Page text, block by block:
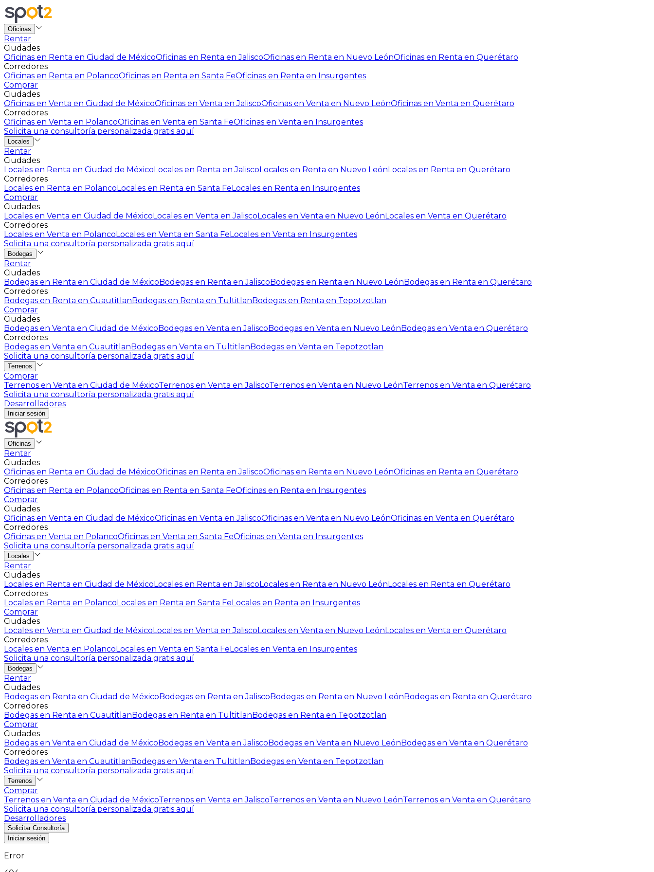
Oficinas
Rentar
Ciudades
Oficinas en Renta en Ciudad de MéxicoOficinas en Renta en JaliscoOficinas en Renta en Nuevo LeónOficinas en Renta en Querétaro
Corredores
Oficinas en Renta en PolancoOficinas en Renta en Santa FeOficinas en Renta en Insurgentes
Comprar
Ciudades
Oficinas en Venta en Ciudad de MéxicoOficinas en Venta en JaliscoOficinas en Venta en Nuevo LeónOficinas en Venta en Querétaro
Corredores
Oficinas en Venta en PolancoOficinas en Venta en Santa FeOficinas en Venta en Insurgentes
Solicita una consultoría personalizada gratis aquí
Locales
Rentar
Ciudades
Locales en Renta en Ciudad de MéxicoLocales en Renta en JaliscoLocales en Renta en Nuevo LeónLocales en Renta en Querétaro
Corredores
Locales en Renta en PolancoLocales en Renta en Santa FeLocales en Renta en Insurgentes
Comprar
Ciudades
Locales en Venta en Ciudad de MéxicoLocales en Venta en JaliscoLocales en Venta en Nuevo LeónLocales en Venta en Querétaro
Corredores
Locales en Venta en PolancoLocales en Venta en Santa FeLocales en Venta en Insurgentes
Solicita una consultoría personalizada gratis aquí
Bodegas
Rentar
Ciudades
Bodegas en Renta en Ciudad de MéxicoBodegas en Renta en JaliscoBodegas en Renta en Nuevo LeónBodegas en Renta en Querétaro
Corredores
Bodegas en Renta en CuautitlanBodegas en Renta en TultitlanBodegas en Renta en Tepotzotlan
Comprar
Ciudades
Bodegas en Venta en Ciudad de MéxicoBodegas en Venta en JaliscoBodegas en Venta en Nuevo LeónBodegas en Venta en Querétaro
Corredores
Bodegas en Venta en CuautitlanBodegas en Venta en TultitlanBodegas en Venta en Tepotzotlan
Solicita una consultoría personalizada gratis aquí
Terrenos
Comprar
Terrenos en Venta en Ciudad de MéxicoTerrenos en Venta en JaliscoTerrenos en Venta en Nuevo LeónTerrenos en Venta en Querétaro
Solicita una consultoría personalizada gratis aquí
Desarrolladores
Iniciar sesión
Oficinas
Rentar
Ciudades
Oficinas en Renta en Ciudad de MéxicoOficinas en Renta en JaliscoOficinas en Renta en Nuevo LeónOficinas en Renta en Querétaro
Corredores
Oficinas en Renta en PolancoOficinas en Renta en Santa FeOficinas en Renta en Insurgentes
Comprar
Ciudades
Oficinas en Venta en Ciudad de MéxicoOficinas en Venta en JaliscoOficinas en Venta en Nuevo LeónOficinas en Venta en Querétaro
Corredores
Oficinas en Venta en PolancoOficinas en Venta en Santa FeOficinas en Venta en Insurgentes
Solicita una consultoría personalizada gratis aquí
Locales
Rentar
Ciudades
Locales en Renta en Ciudad de MéxicoLocales en Renta en JaliscoLocales en Renta en Nuevo LeónLocales en Renta en Querétaro
Corredores
Locales en Renta en PolancoLocales en Renta en Santa FeLocales en Renta en Insurgentes
Comprar
Ciudades
Locales en Venta en Ciudad de MéxicoLocales en Venta en JaliscoLocales en Venta en Nuevo LeónLocales en Venta en Querétaro
Corredores
Locales en Venta en PolancoLocales en Venta en Santa FeLocales en Venta en Insurgentes
Solicita una consultoría personalizada gratis aquí
Bodegas
Rentar
Ciudades
Bodegas en Renta en Ciudad de MéxicoBodegas en Renta en JaliscoBodegas en Renta en Nuevo LeónBodegas en Renta en Querétaro
Corredores
Bodegas en Renta en CuautitlanBodegas en Renta en TultitlanBodegas en Renta en Tepotzotlan
Comprar
Ciudades
Bodegas en Venta en Ciudad de MéxicoBodegas en Venta en JaliscoBodegas en Venta en Nuevo LeónBodegas en Venta en Querétaro
Corredores
Bodegas en Venta en CuautitlanBodegas en Venta en TultitlanBodegas en Venta en Tepotzotlan
Solicita una consultoría personalizada gratis aquí
Terrenos
Comprar
Terrenos en Venta en Ciudad de MéxicoTerrenos en Venta en JaliscoTerrenos en Venta en Nuevo LeónTerrenos en Venta en Querétaro
Solicita una consultoría personalizada gratis aquí
Desarrolladores
Solicitar Consultoría
Iniciar sesión
Error